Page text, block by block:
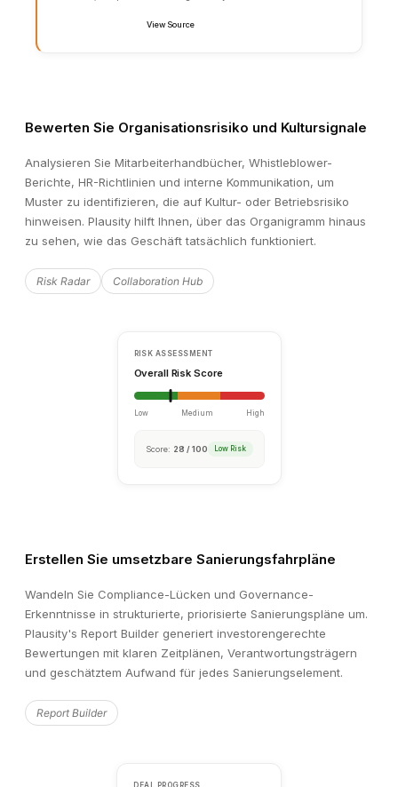
Legal
Commercial
Tax
Tech
⚠ Unusual Pattern Detected
Bewerten Sie Organisationsrisiko und Kultursignale
Analysieren Sie Mitarbeiterhandbücher, Whistleblower-
Berichte, HR-Richtlinien und interne Kommunikation, um
Muster zu identifizieren, die auf Kultur- oder Betriebsrisiko
hinweisen. Plausity hilft Ihnen, über das Organigramm hinaus
zu sehen, wie das Geschäft tatsächlich funktioniert.
Risk Radar Collaboration Hub
Erstellen Sie umsetzbare Sanierungsfahrpläne
Wandeln Sie Compliance-Lücken und Governance-
Erkenntnisse in strukturierte, priorisierte Sanierungspläne um.
Plausity's Report Builder generiert investorengerechte
Bewertungen mit klaren Zeitplänen, Verantwortungsträgern
und geschätztem Aufwand für jedes Sanierungselement.
Report Builder